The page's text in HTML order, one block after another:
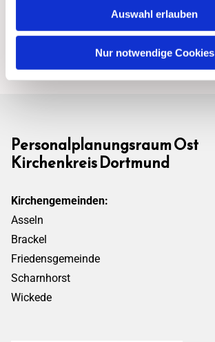
Auswahl erlauben
Nur notwendige Cookies
Personalplanungsraum Ost
Kirchenkreis Dortmund
Kirchengemeinden:
Asseln
Brackel
Friedensgemeinde
Scharnhorst
Wickede